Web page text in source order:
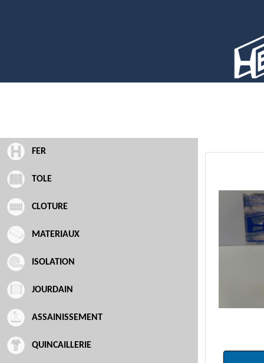
FER
TOLE
CLOTURE
MATERIAUX
ISOLATION
JOURDAIN
ASSAINISSEMENT
QUINCAILLERIE